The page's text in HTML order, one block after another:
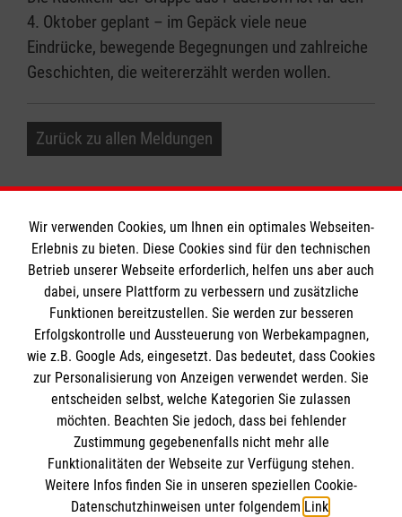
4. Oktober geplant – im Gepäck viele neue
Eindrücke, bewegende Begegnungen und zahlreiche
Geschichten, die weitererzählt werden wollen.
Zurück zu allen Meldungen
Informationen
Impressum
Datenschutz
Kontakt
Barrierefreiheit
Die Malteser
Malteser in Deutschland
Malteserorden
Sharepoint
Spendenkonto
Wir verwenden Cookies, um Ihnen ein optimales Webseiten-
Erlebnis zu bieten. Diese Cookies sind für den technischen
Betrieb unserer Webseite erforderlich, helfen uns aber auch
dabei, unsere Plattform zu verbessern und zusätzliche
Funktionen bereitzustellen. Sie werden zur besseren
Erfolgskontrolle und Aussteuerung von Werbekampagnen,
wie z.B. Google Ads, eingesetzt. Das bedeutet, dass Cookies
zur Personalisierung von Anzeigen verwendet werden. Sie
entscheiden selbst, welche Kategorien Sie zulassen
möchten. Beachten Sie jedoch, dass bei fehlender
Zustimmung gegebenenfalls nicht mehr alle
Funktionalitäten der Webseite zur Verfügung stehen.
Weitere Infos finden Sie in unseren speziellen Cookie-
Datenschutzhinweisen unter folgendem Link.